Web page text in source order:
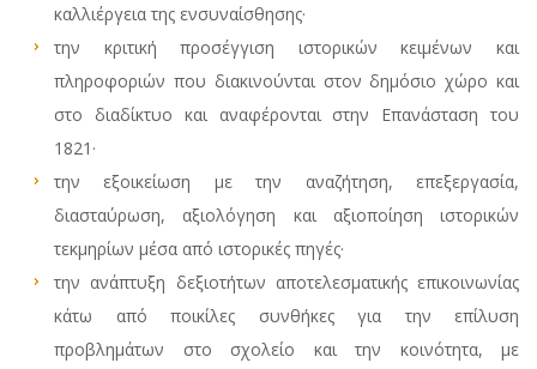
καλλιέργεια της ενσυναίσθησης·
την κριτική προσέγγιση ιστορικών κειμένων και
πληροφοριών που διακινούνται στον δημόσιο χώρο και
στο διαδίκτυο και αναφέρονται στην Επανάσταση του
1821·
την εξοικείωση με την αναζήτηση, επεξεργασία,
διασταύρωση, αξιολόγηση και αξιοποίηση ιστορικών
τεκμηρίων μέσα από ιστορικές πηγές·
την ανάπτυξη δεξιοτήτων αποτελεσματικής επικοινωνίας
κάτω από ποικίλες συνθήκες για την επίλυση
προβλημάτων στο σχολείο και την κοινότητα, με